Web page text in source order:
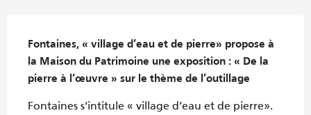
Fontaines, « village d’eau et de pierre» propose à
la Maison du Patrimoine une exposition : « De la
pierre à l’œuvre » sur le thème de l’outillage
Fontaines s’intitule « village d’eau et de pierre».